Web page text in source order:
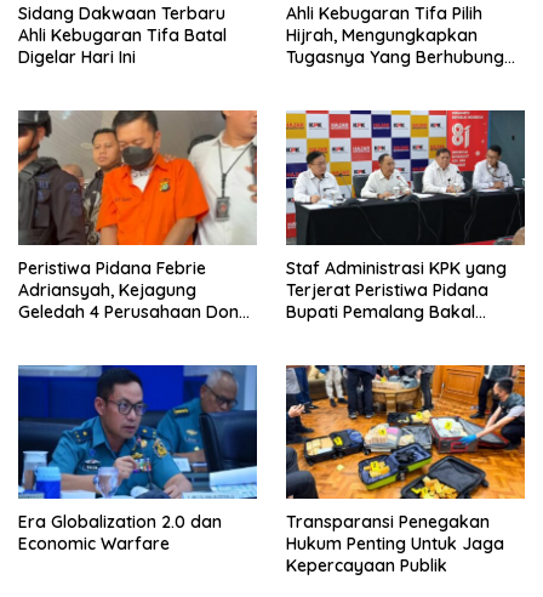
Sidang Dakwaan Terbaru
Ahli Kebugaran Tifa Batal
Digelar Hari Ini
Ahli Kebugaran Tifa Pilih
Hijrah, Mengungkapkan
Tugasnya Yang Berhubungan
Peristiwa Pidana Febrie
Adriansyah, Kejagung
Geledah 4 Perusahaan Don
Staf Administrasi KPK yang
Terjerat Peristiwa Pidana
Bupati Pemalang Bakal
Era Globalization 2.0 dan
Economic Warfare
Transparansi Penegakan
Hukum Penting Untuk Jaga
Kepercayaan Publik